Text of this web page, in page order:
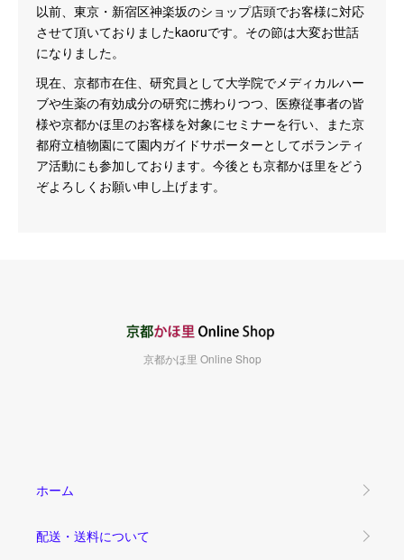
以前、東京・新宿区神楽坂のショップ店頭でお客様に対応
させて頂いておりましたkaoruです。その節は大変お世話
になりました。
現在、京都市在住、研究員として大学院でメディカルハー
ブや生薬の有効成分の研究に携わりつつ、医療従事者の皆
様や京都かほ里のお客様を対象にセミナーを行い、また京
都府立植物園にて園内ガイドサポーターとしてボランティ
ア活動にも参加しております。今後とも京都かほ里をどう
ぞよろしくお願い申し上げます。
京都かほ里 Online Shop
ホーム
配送・送料について